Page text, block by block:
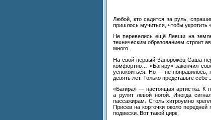
Любой, кто садится за руль,
пришлось мучиться, чтобы укротить
Не перевелись ещё Левши на
техническим образованием строит
много.
На свой первый Запорожец Саша
комфортно
«Багиру»закончил
успокоиться. Но —не понравилось,
девять лет. Только представьте себе
«Багира» — настоящая артистка. К
а рулит левой ногой. Иногда
пассажирам. Столь хитроумно
Присев на корточки около передней
подвески. Вот такой цирк.